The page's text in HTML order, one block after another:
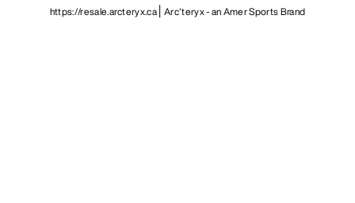
https://resale.arcteryx.ca Arc'teryx - an Amer Sports Brand